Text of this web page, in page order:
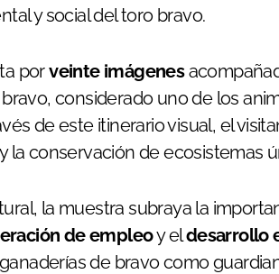
y social del toro bravo.
porveinte imágenes
considerado uno de los
de este itinerario visual, el
la conservación de ecosistemas
la muestra subraya la
de empleoy eldesarrollo
de bravo como